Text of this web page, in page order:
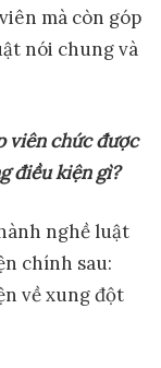
mà còn góp
nói chung và
viên chức được
điều kiện gì?
nghề luật
chính sau:
về xung đột